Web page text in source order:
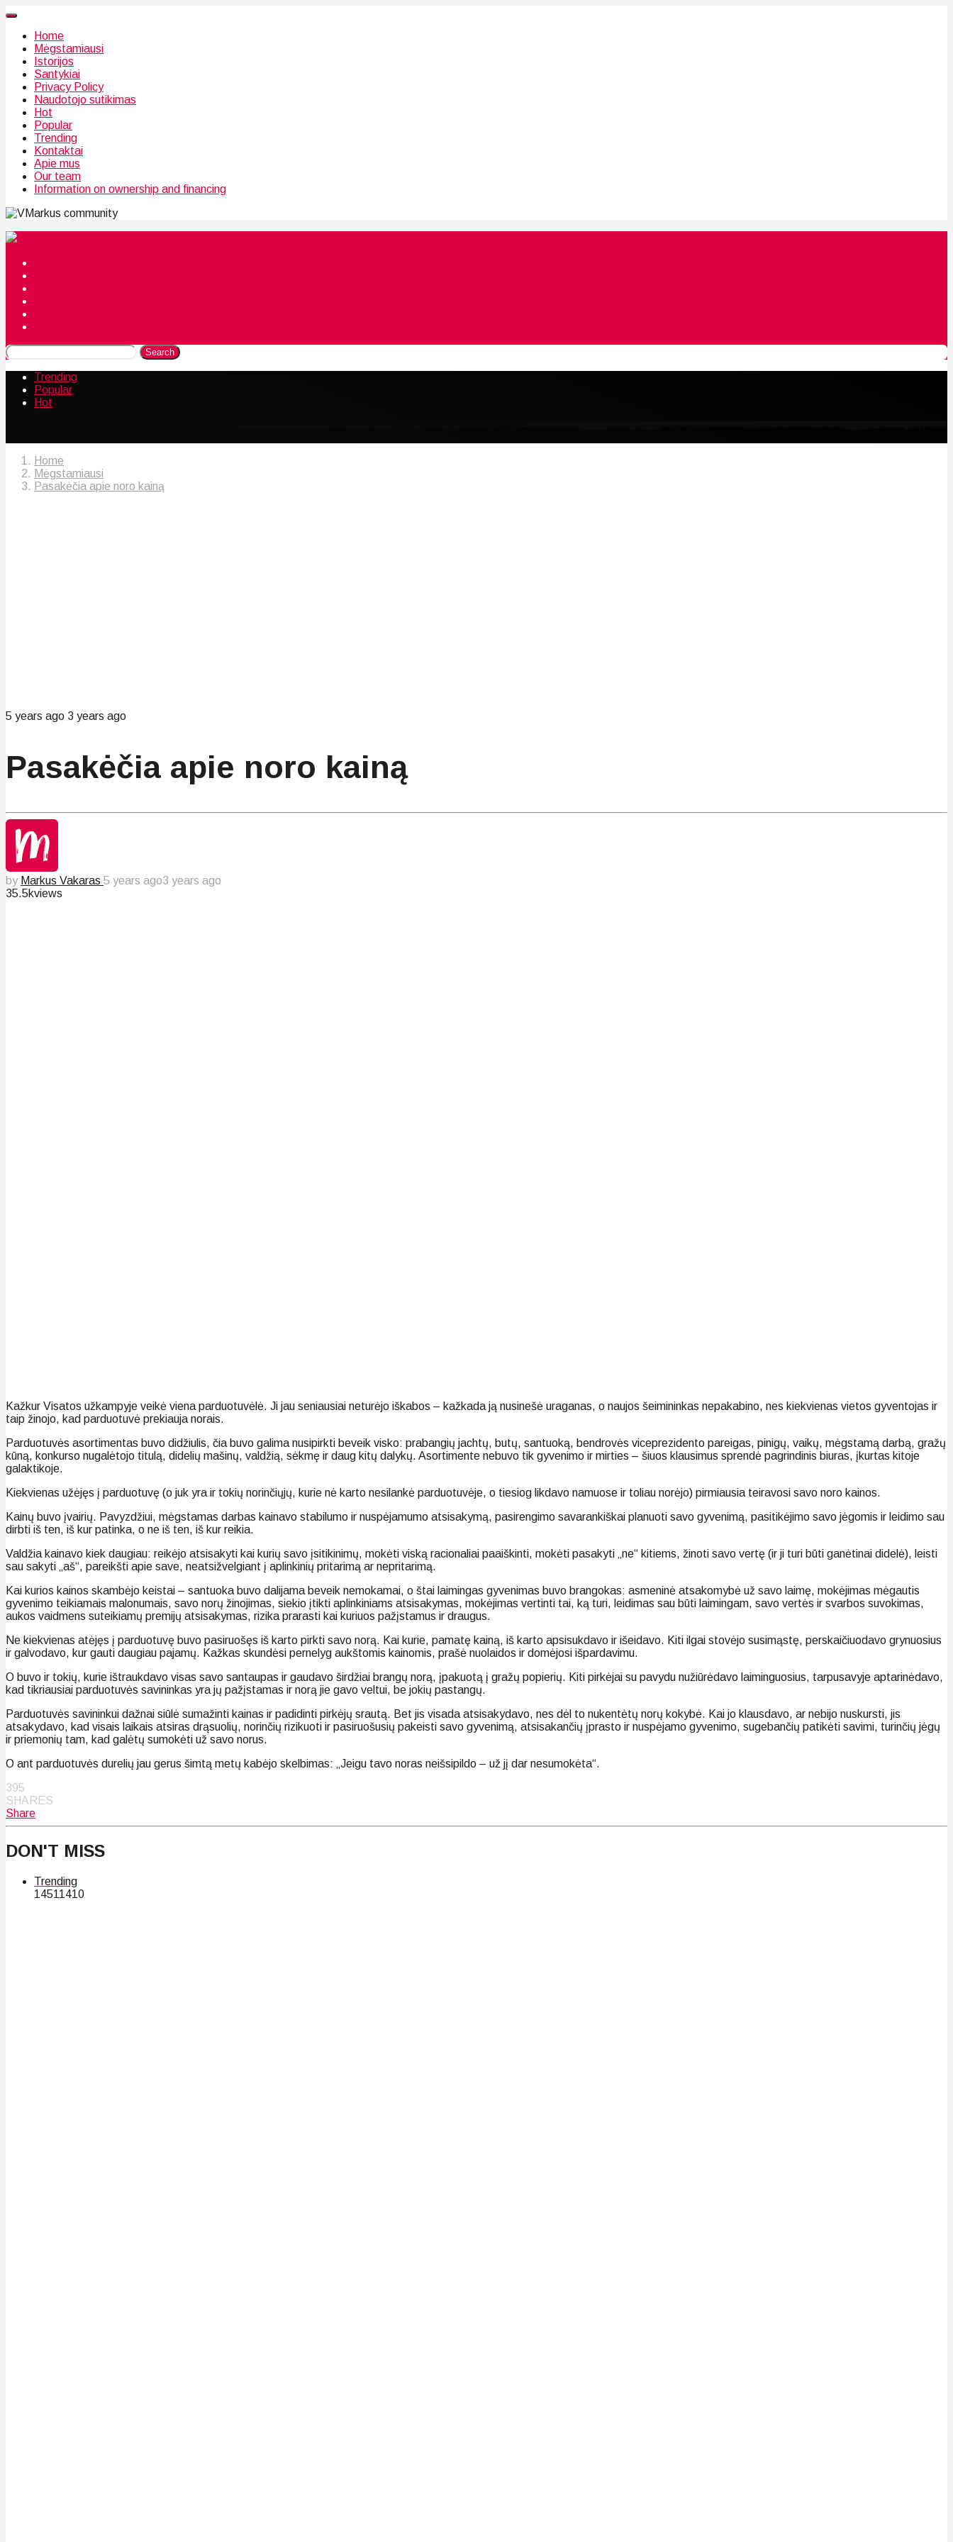
Home
Mėgstamiausi
Istorijos
Santykiai
Privacy Policy
Naudotojo sutikimas
Hot
Popular
Trending
Kontaktai
Apie mus
Our team
Information on ownership and financing
community
Search
Trending
Popular
Hot
Home
Mėgstamiausi
Pasakėčia apie noro kainą
5 years ago 3 years ago
Pasakėčia apie noro kainą
by Markus Vakaras 5 years ago3 years ago
35.5kviews
Kažkur Visatos užkampyje veikė viena parduotuvėlė. Ji jau seniausiai neturėjo iškabos – kažkada ją nusinešė uraganas, o naujos šeimininkas nepakabino, nes kiekvienas vietos gyventojas ir
taip žinojo, kad parduotuvė prekiauja norais.
Parduotuvės asortimentas buvo didžiulis, čia buvo galima nusipirkti beveik visko: prabangių jachtų, butų, santuoką, bendrovės viceprezidento pareigas, pinigų, vaikų, mėgstamą darbą, gražų
kūną, konkurso nugalėtojo titulą, didelių mašinų, valdžią, sėkmę ir daug kitų dalykų. Asortimente nebuvo tik gyvenimo ir mirties – šiuos klausimus sprendė pagrindinis biuras, įkurtas kitoje
galaktikoje.
Kiekvienas užėjęs į parduotuvę (o juk yra ir tokių norinčiųjų, kurie nė karto nesilankė parduotuvėje, o tiesiog likdavo namuose ir toliau norėjo) pirmiausia teiravosi savo noro kainos.
Kainų buvo įvairių. Pavyzdžiui, mėgstamas darbas kainavo stabilumo ir nuspėjamumo atsisakymą, pasirengimo savarankiškai planuoti savo gyvenimą, pasitikėjimo savo jėgomis ir leidimo sau
dirbti iš ten, iš kur patinka, o ne iš ten, iš kur reikia.
Valdžia kainavo kiek daugiau: reikėjo atsisakyti kai kurių savo įsitikinimų, mokėti viską racionaliai paaiškinti, mokėti pasakyti „ne“ kitiems, žinoti savo vertę (ir ji turi būti ganėtinai didelė), leisti
sau sakyti „aš“, pareikšti apie save, neatsižvelgiant į aplinkinių pritarimą ar nepritarimą.
Kai kurios kainos skambėjo keistai – santuoka buvo dalijama beveik nemokamai, o štai laimingas gyvenimas buvo brangokas: asmeninė atsakomybė už savo laimę, mokėjimas mėgautis
gyvenimo teikiamais malonumais, savo norų žinojimas, siekio įtikti aplinkiniams atsisakymas, mokėjimas vertinti tai, ką turi, leidimas sau būti laimingam, savo vertės ir svarbos suvokimas,
aukos vaidmens suteikiamų premijų atsisakymas, rizika prarasti kai kuriuos pažįstamus ir draugus.
Ne kiekvienas atėjęs į parduotuvę buvo pasiruošęs iš karto pirkti savo norą. Kai kurie, pamatę kainą, iš karto apsisukdavo ir išeidavo. Kiti ilgai stovėjo susimąstę, perskaičiuodavo grynuosius
ir galvodavo, kur gauti daugiau pajamų. Kažkas skundėsi pernelyg aukštomis kainomis, prašė nuolaidos ir domėjosi išpardavimu.
O buvo ir tokių, kurie ištraukdavo visas savo santaupas ir gaudavo širdžiai brangų norą, įpakuotą į gražų popierių. Kiti pirkėjai su pavydu nužiūrėdavo laiminguosius, tarpusavyje aptarinėdavo,
kad tikriausiai parduotuvės savininkas yra jų pažįstamas ir norą jie gavo veltui, be jokių pastangų.
Parduotuvės savininkui dažnai siūlė sumažinti kainas ir padidinti pirkėjų srautą. Bet jis visada atsisakydavo, nes dėl to nukentėtų norų kokybė. Kai jo klausdavo, ar nebijo nuskursti, jis
atsakydavo, kad visais laikais atsiras drąsuolių, norinčių rizikuoti ir pasiruošusių pakeisti savo gyvenimą, atsisakančių įprasto ir nuspėjamo gyvenimo, sugebančių patikėti savimi, turinčių jėgų
ir priemonių tam, kad galėtų sumokėti už savo norus.
O ant parduotuvės durelių jau gerus šimtą metų kabėjo skelbimas: „Jeigu tavo noras neišsipildo – už jį dar nesumokėta“.
395
SHARES
Share
DON'T MISS
Trending
14511410